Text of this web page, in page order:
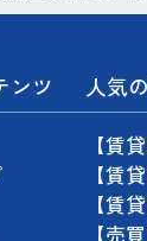
ンツ 人気
【賃
【賃
【賃
【売